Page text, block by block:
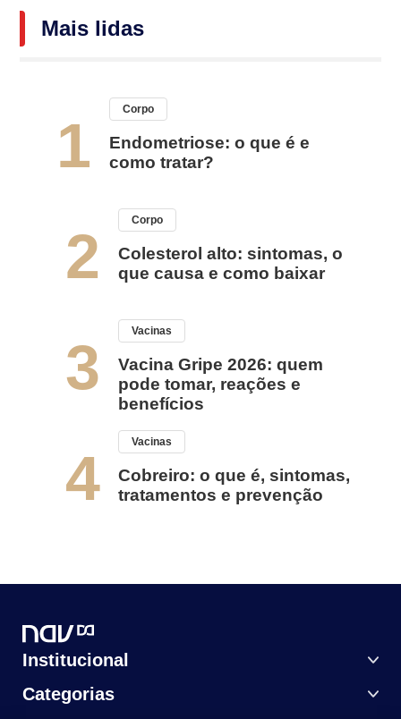
Mais lidas
1
Corpo
Endometriose: o que é e
como tratar?
2
Corpo
Colesterol alto: sintomas, o
que causa e como baixar
3
Vacinas
Vacina Gripe 2026: quem
pode tomar, reações e
benefícios
4
Vacinas
Cobreiro: o que é, sintomas,
tratamentos e prevenção
Institucional
Categorias